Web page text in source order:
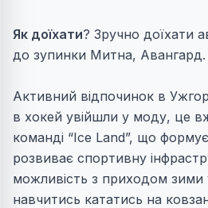
Як доїхати? Зручно доїхати
до зупинки Митна, Авангард.
Активний відпочинок в
в хокей увійшли у моду, це
команді “Ice Land”, що
розвиває спортивну
можливість з приходом зими
навчитись кататись на